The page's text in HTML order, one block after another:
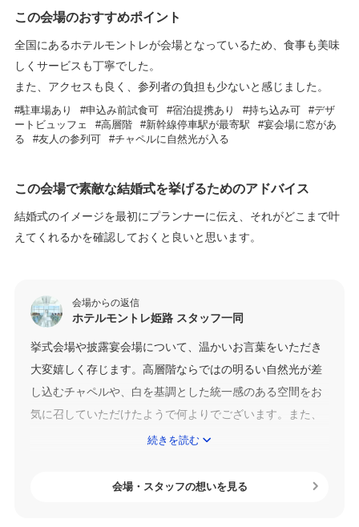
この会場のおすすめポイント
全国にあるホテルモントレが会場となっているため、食事も美味
しくサービスも丁寧でした。
また、アクセスも良く、参列者の負担も少ないと感じました。
駐車場あり 申込み前試食可 宿泊提携あり 持ち込み可
デザ
ートビュッフェ
高層階 新幹線停車駅が最寄駅
宴会場に窓があ
る
友人の参列可 チャペルに自然光が入る
この会場で素敵な結婚式を挙げるためのアドバイス
結婚式のイメージを最初にプランナーに伝え、それがどこまで叶
えてくれるかを確認しておくと良いと思います。
会場からの返信
ホテルモントレ姫路 スタッフ一同
挙式会場や披露宴会場について、温かいお言葉をいただき
大変嬉しく存じます。高層階ならではの明るい自然光が差
し込むチャペルや、白を基調とした統一感のある空間をお
気に召していただけたようで何よりでございます。また、
ゲストの皆様との距離感を大切にできる披露宴会場の雰囲
続きを読む
会場・スタッフの想いを見る